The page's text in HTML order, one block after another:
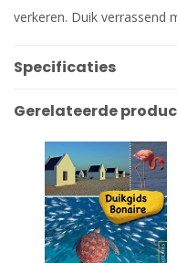
verkeren. Duik verrassend
Specificaties
Gerelateerde